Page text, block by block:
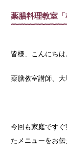
薬膳料理教室
皆様、こんにちは
薬膳教室講師、大
今回も家庭です
たメニューをお伝